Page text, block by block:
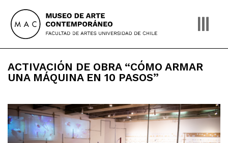
content
ACTIVACIÓN DE OBRA “CÓMO ARMAR
UNA MÁQUINA EN 10 PASOS”